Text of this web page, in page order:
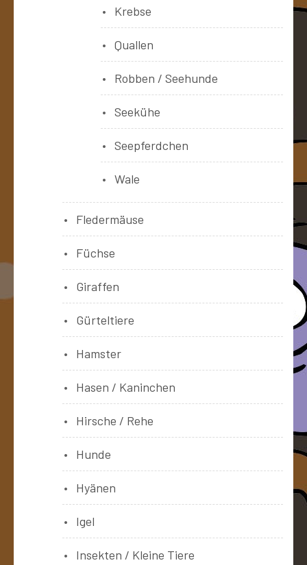
Krebse
Quallen
Robben / Seehunde
Seekühe
Seepferdchen
Wale
Fledermäuse
Füchse
Giraffen
Gürteltiere
Hamster
Hasen / Kaninchen
Hirsche / Rehe
Hunde
Hyänen
Igel
Insekten / Kleine Tiere